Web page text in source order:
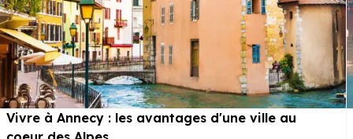
Vivre à Annecy : les avantages d'une ville au